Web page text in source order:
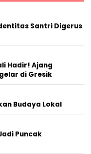
Santri Digerus
Hadir! Ajang
di Gresik
Budaya Lokal
Puncak